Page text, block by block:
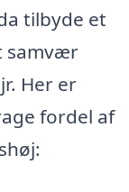
tilbyde et
samvær
Her er
fordel af